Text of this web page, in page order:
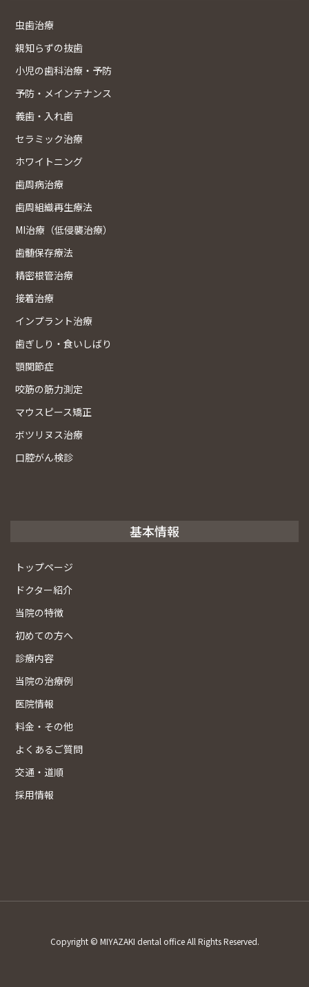
虫歯治療
親知らずの抜歯
小児の歯科治療・予防
予防・メインテナンス
義歯・入れ歯
セラミック治療
ホワイトニング
歯周病治療
歯周組織再生療法
MI治療（低侵襲治療）
歯髄保存療法
精密根管治療
接着治療
インプラント治療
歯ぎしり・食いしばり
顎関節症
咬筋の筋力測定
マウスピース矯正
ボツリヌス治療
口腔がん検診
基本情報
トップページ
ドクター紹介
当院の特徴
初めての方へ
診療内容
当院の治療例
医院情報
料金・その他
よくあるご質問
交通・道順
採用情報
Copyright © MIYAZAKI dental office All Rights Reserved.